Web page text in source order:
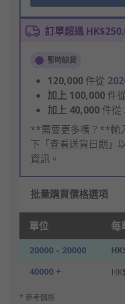
訂單超過
暫時缺貨
120,000 件從
加上 100,000 件
加上 40,000 件從
**需要更多嗎？**輸
下「查看送貨日期」
資訊。
批量購買價格選項
單位 每
20000 - 20000
40000 +
* 參考價格